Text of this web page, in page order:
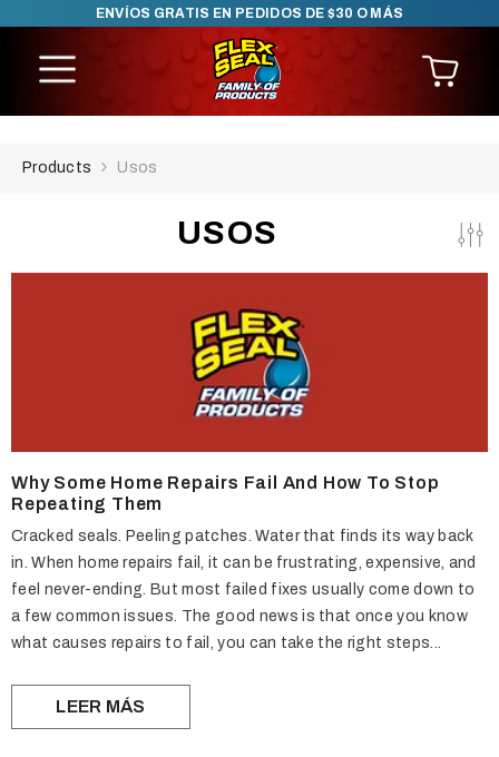
SKIP TO CONTENT
ENVÍOS GRATIS EN PEDIDOS DE $30 O MÁS
Products Usos
USOS
Why Some Home Repairs Fail And How To Stop
Repeating Them
Cracked seals. Peeling patches. Water that finds its way back
in. When home repairs fail, it can be frustrating, expensive, and
feel never-ending. But most failed fixes usually come down to
a few common issues. The good news is that once you know
what causes repairs to fail, you can take the right steps...
LEER MÁS